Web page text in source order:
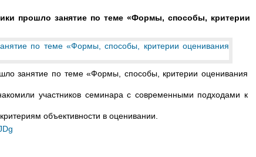
прошло занятие по теме «Формы, способы, критерии
занятие по теме «Формы, способы, критерии оценивания
участников семинара с современными подходами к
объективности в оценивании.